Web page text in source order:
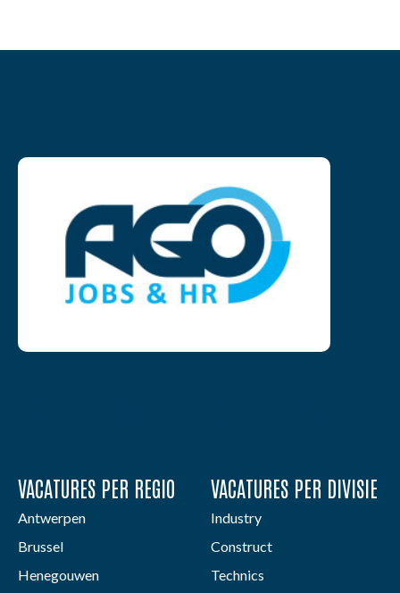
VACATURES PER REGIO
Antwerpen
Brussel
Henegouwen
VACATURES PER DIVISIE
Industry
Construct
Technics